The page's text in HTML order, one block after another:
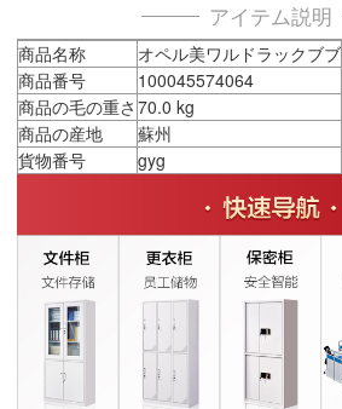
アイテム説明
商品名称
オペル美ワルドラックブブ
商品番号
100045574064
商品の毛の重さ 70.0 kg
商品の産地
蘇州
貨物番号
gyg